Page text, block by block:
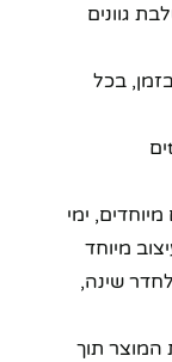
גוונים
בכל
🏆 איכות בנייה גבוהה – חומרים איכוtiים
ימי
מיוחד
שינה,
תוך